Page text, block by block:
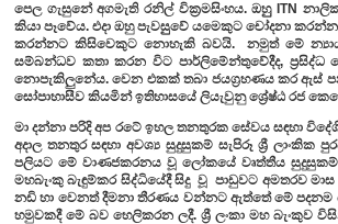
පෙල ගැසුනේ අගමැති රනිල් වික්‍රමසිංහය. ඔහුු ITN
කියා පෑවේය. එදා ඔහු පැවසුුවේ යමෙකුට චෝදනා
කරන්නට කිසිවෙකුට නොහැකි බවයි. නමුත් මේ න්‍යාය
සම්බන්ධව කතා කරන විට පාර්ලිමේන්තුවේදීද, ප්‍රසිද්ධ
නොපැකිලුනේය. වෙන එකක් තබා ජයග්‍රහණය කර ඇස්
සෝපාහාසීව කියමින් ඉතිහාසයේ ලියැවුනු ශ්‍රේෂ්ඨ රජ
මා දන්නා පරිදි අප රටේ ඉහල තනතුරක සේවය සඳහා
අදාල තනතුර සඳහා අවශ්‍ය සුදුසුකම් සැපිරූ ශ්‍රී
පලියට මේ වාණජකරනය වූ ලෝකයේ වෘත්තීය
මහබැංකු බැඳුම්කර සිද්ධියේදී සිදු වූ පාඩුවට අමතරව
නඩි හා වෙනත් දීමනා තීරණය වන්නට ඇත්තේ මේ පදනම
හමුවකදී මේ බව හෙලිකරන ලදී. ශ්‍රී ලංකා මහ බැංකුව